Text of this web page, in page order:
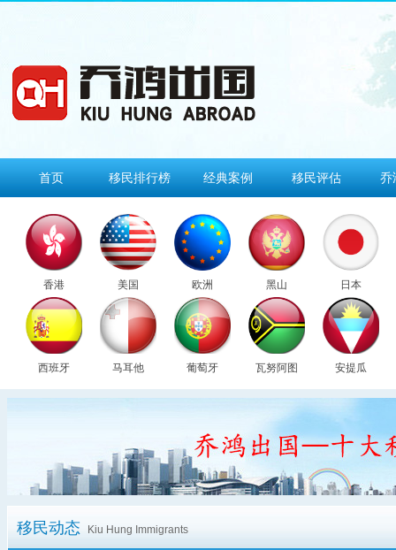
首页 移民排行榜 经典案例 移民评估 乔
香港 美国 欧洲 黑山 日本
西班牙 马耳他 葡萄牙 瓦努阿图 安提瓜
移民动态 Kiu Hung Immigrants